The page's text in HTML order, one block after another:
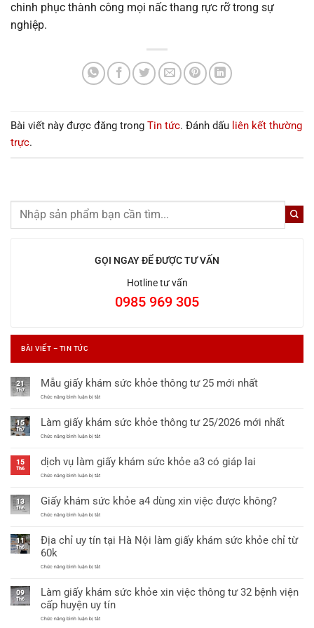
GỌI NGAY ĐỂ ĐƯỢC TƯ VẤN
Hotline tư vấn
0985 969 305
BÀI VIẾT – TIN TỨC
21
Th7
Mẫu giấy khám sức khỏe thông tư 25 mới nhất
Chức năng bình luận bị tắtở
khám
sức
khỏe
25
mới
nhất
15
Th7
Làm giấy khám sức khỏe thông tư 25/2026 mới nhất
Chức năng bình luận bị tắtở
khám
sức
khỏe
25/2026
mới
nhất
15
Th6
dịch vụ làm giấy khám sức khỏe a3 có giáp lai
Chức năng bình luận bị tắtở
làm
giấy
khám
a3
có
13
Th6
Giấy khám sức khỏe a4 dùng xin việc được không?
Chức năng bình luận bị tắtở
sức
khỏe
xin
không?
11
Th6
Địa chỉ uy tín tại Hà Nội làm giấy khám sức khỏe chỉ từ
60k
Chức năng bình luận bị tắtở
uy
tín
tại
Nội
09
Th6
Làm giấy khám sức khỏe xin việc thông tư 32 bệnh viện
cấp huyện uy tín
Chức năng bình luận bị tắtở
chinh phục thành công mọi nấc thang rực rỡ trong sự
nghiệp.
Bài viết này được đăng trong Tin tức. Đánh dấu liên kết thường
trực.